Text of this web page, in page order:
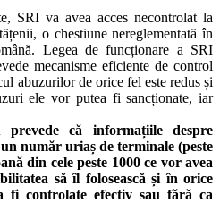
SRI va avea acces necontrolat la
o chestiune nereglementată în
Legea de funcționare a SRI
mecanisme eficiente de control
abuzurilor de orice fel este redus și
ele vor putea fi sancționate, iar
prevede că informațiile despre
număr uriaș de terminale (peste
din cele peste 1000 ce vor avea
să îl folosească și în orice
fi controlate efectiv sau fără ca